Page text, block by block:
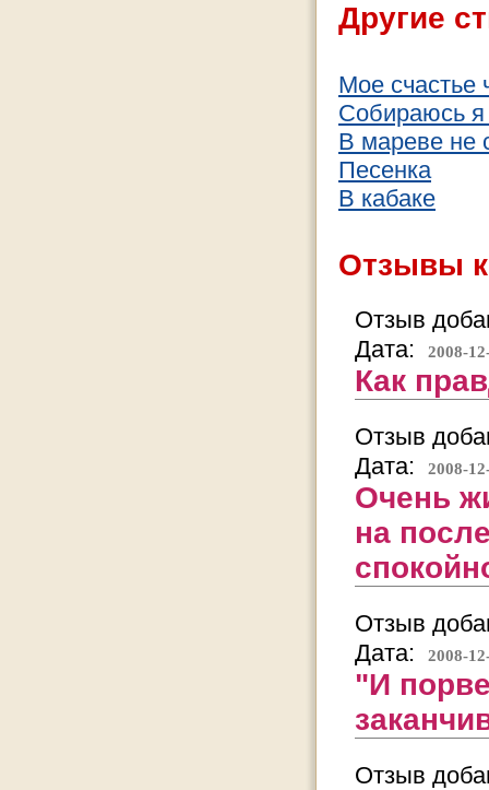
Другие
Мое счастье
Собираюсь я
В мареве не
Песенка
В кабаке
Отзывы
Отзыв
Дата:
2008-
Как
Отзыв
Дата:
2008-
Очень
на
Отзыв
Дата:
2008-
"И
Отзыв